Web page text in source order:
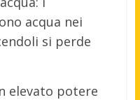
acqua nei
si perde
elevato potere